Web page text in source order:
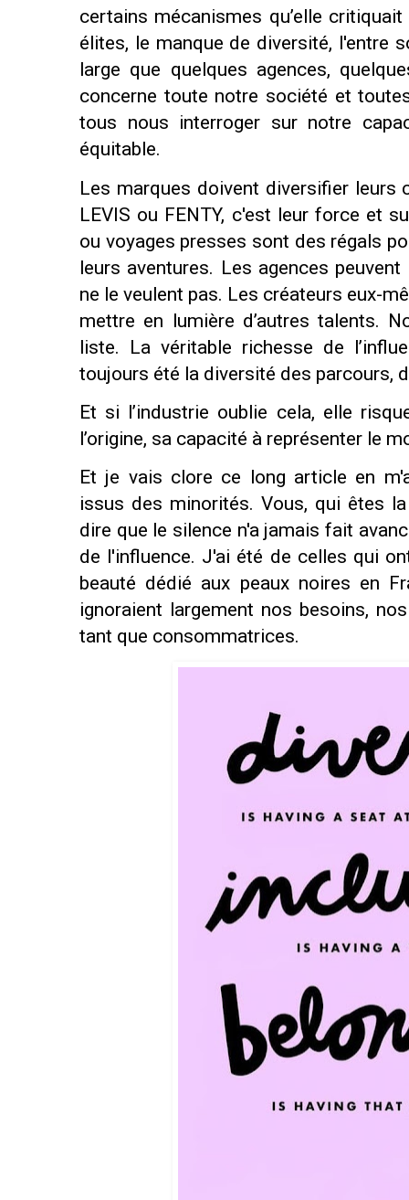
certains mécanismes qu’elle
élites, le manque de diversité, l'entre
large que quelques agences,
concerne toute notre société et
tous nous interroger sur notre
équitable.
Les marques doivent diversifier leurs
LEVIS ou FENTY, c'est leur force et
ou voyages presses sont des régals
leurs aventures. Les agences
ne le veulent pas. Les créateurs eux-
mettre en lumière d’autres talents.
liste. La véritable richesse de
toujours été la diversité des parcours,
Et si l’industrie oublie cela, elle
l’origine, sa capacité à représenter le
Et je vais clore ce long article en
issus des minorités. Vous, qui êtes
dire que le silence n'a jamais fait
de l'influence. J'ai été de celles qui
beauté dédié aux peaux noires en
ignoraient largement nos besoins,
tant que consommatrices.